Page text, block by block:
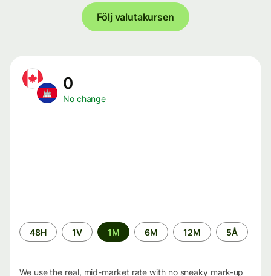
Följ valutakursen
0
No change
Time
period
48H 1V 1M 6M 12M 5Å
We use the real, mid-market rate with no sneaky mark-up